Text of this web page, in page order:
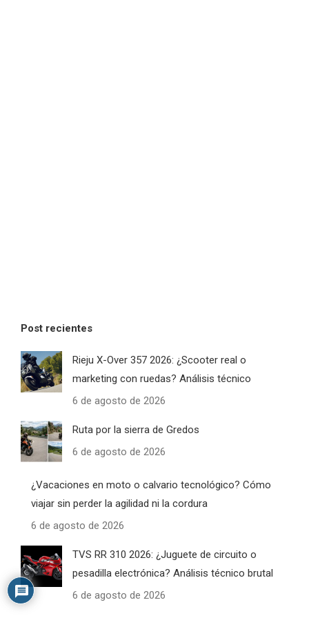
Post recientes
Rieju X-Over 357 2026: ¿Scooter real o
marketing con ruedas? Análisis técnico
6 de agosto de 2026
Ruta por la sierra de Gredos
6 de agosto de 2026
¿Vacaciones en moto o calvario tecnológico? Cómo
viajar sin perder la agilidad ni la cordura
6 de agosto de 2026
TVS RR 310 2026: ¿Juguete de circuito o
pesadilla electrónica? Análisis técnico brutal
6 de agosto de 2026